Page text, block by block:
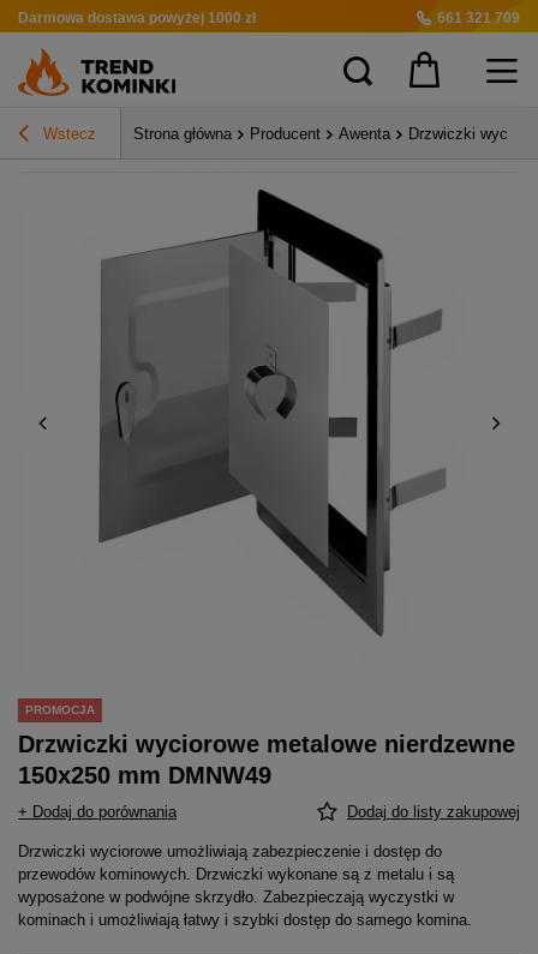
Darmowa dostawa powyżej 1000 zł 661 321 709
Wstecz Strona główna Producent Awenta Drzwiczki
PROMOCJA
Drzwiczki wyciorowe metalowe nierdzewne
150x250 mm DMNW49
+ Dodaj do porównania Dodaj do listy zakupowej
Drzwiczki wyciorowe umożliwiają zabezpieczenie i dostęp do
przewodów kominowych. Drzwiczki wykonane są z metalu i są
wyposażone w podwójne skrzydło. Zabezpieczają wyczystki w
kominach i umożliwiają łatwy i szybki dostęp do samego komina.